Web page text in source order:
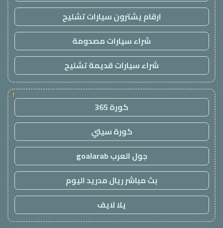
ارقام يشترون سيارات تشليح
شراء سيارات مصدومة
شراء سيارات قديمة تشليح
!
كورة 365
كورة سيتي
جول العرب goalarab
بث مباشر ريال مدريد اليوم
يلا لايف